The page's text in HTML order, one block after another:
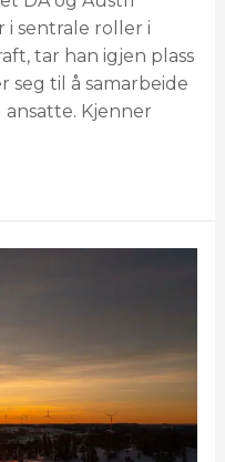
i sentrale roller i
tar han igjen plass
seg til å samarbeide
Kjenner